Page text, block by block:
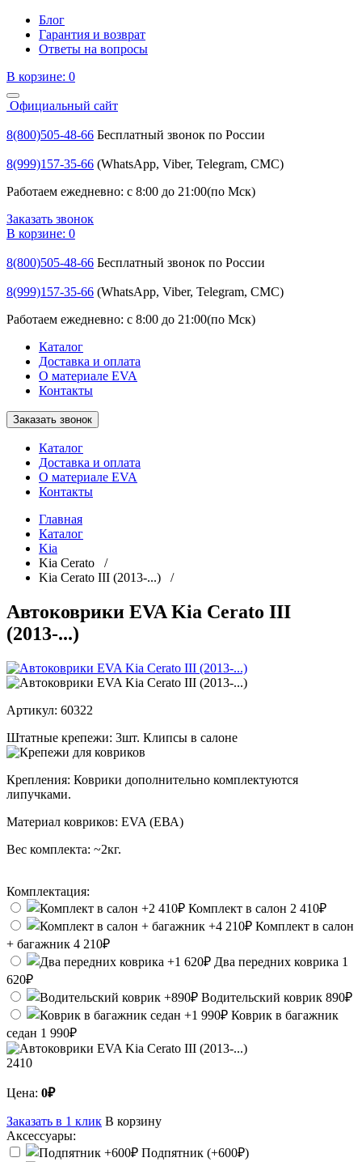
Блог
Гарантия и возврат
Ответы на вопросы
В корзине: 0
Официальный сайт
8(800)505-48-66 Бесплатный звонок по России
8(999)157-35-66 (WhatsApp, Viber, Telegram, СМС)
Работаем ежедневно: с 8:00 до 21:00(по Мск)
Заказать звонок
В корзине: 0
8(800)505-48-66 Бесплатный звонок по России
8(999)157-35-66 (WhatsApp, Viber, Telegram, СМС)
Работаем ежедневно: с 8:00 до 21:00(по Мск)
Каталог
Доставка и оплата
О материале EVA
Контакты
Заказать звонок
Каталог
Доставка и оплата
О материале EVA
Контакты
Главная
Каталог
Kia
Kia Cerato /
Kia Cerato III (2013-...) /
Автоковрики EVA Kia Cerato III
(2013-...)
Артикул: 60322
Штатные крепежи: 3шт. Клипсы в салоне
Крепления: Коврики дополнительно комплектуются
липучками.
Материал ковриков: EVA (ЕВА)
Вес комплекта: ~2кг.
Комплектация:
Комплект в салон 2 410₽
Комплект в салон
+ багажник 4 210₽
Два передних коврика 1
620₽
Водительский коврик 890₽
Коврик в багажник
седан 1 990₽
2410
Цена: 0₽
Заказать в 1 клик В корзину
Аксессуары:
Подпятник (+600₽)